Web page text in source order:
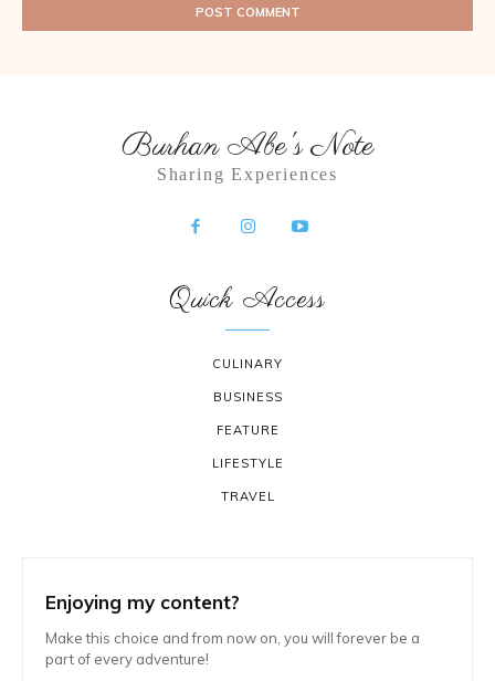
Burhan Abe's Note
Sharing Experiences
Quick Access
CULINARY
BUSINESS
FEATURE
LIFESTYLE
TRAVEL
Enjoying my content?
Make this choice and from now on, you will forever be a
part of every adventure!